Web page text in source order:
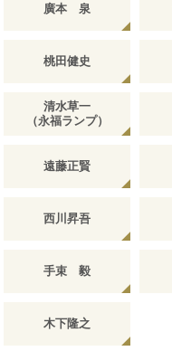
廣本 泉
桃田健史
清水草一
（永福ランプ）
遠藤正賢
西川昇吾
手束 毅
木下隆之